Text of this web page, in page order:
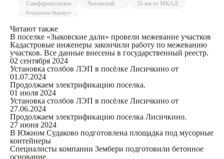
Симферопольское Чеховский 35 км от МКАД
Координаты Маршрут
Читают также
В поселке «Зыковские дали» провели межевание участков
Кадастровые инженеры закончили работу по межеванию
участков. Все данные внесены в государственный реестр.
02 сентября 2024
Установка столбов ЛЭП в посёлке Лисичкино от
01.07.2024
Продолжаем электрификацию поселка.
01 июля 2024
Установка столбов ЛЭП в посёлке Лисичкино от
27.06.2024
Продолжаем электрификацию поселка Лисичкино.
27 июня 2024
В Южном Судаково подготовлена площадка под мусорные
контейнеры
Специалисты компании Зембери подготовили бетонное
основание.